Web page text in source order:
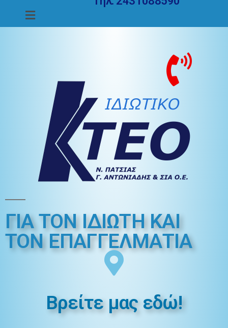
ΓΙΑ ΤΟΝ ΙΔΙΩΤΗ ΚΑΙ
ΤΟΝ ΕΠΑΓΓΕΛMΑΤΙΑ
Βρείτε μας εδώ!